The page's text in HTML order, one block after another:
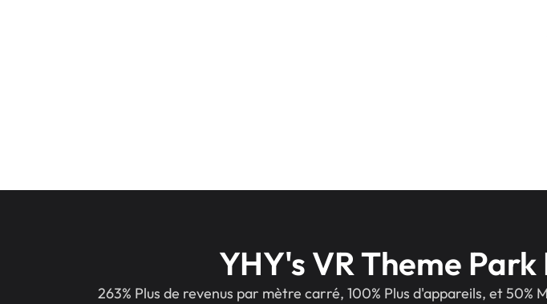
YHY's VR Theme
263% Plus de revenus par mètre carré, 100% Plus d'appareils, et 50%